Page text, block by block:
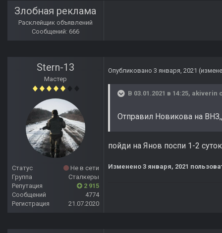
Злобная реклама
Расклейщик объявлений
Сообщений: 666
Stern-13
Мастер
Статус
Не в сети
Группа
Сталкеры
Репутация
2 915
Сообщений
4774
Регистрация
21.07.2020
Опубликовано 3 января, 2021
В 03.01.2021 в 14:25, akiverin
Отправил Новикова на
пойди на Янов поспи 1-2
Изменено 3 января, 2021